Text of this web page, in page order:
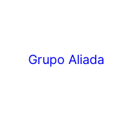
Grupo Aliada